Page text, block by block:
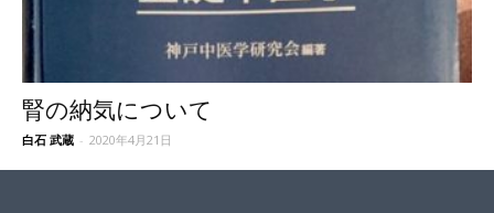
腎の納気について
白石 武蔵 - 2020年4月21日